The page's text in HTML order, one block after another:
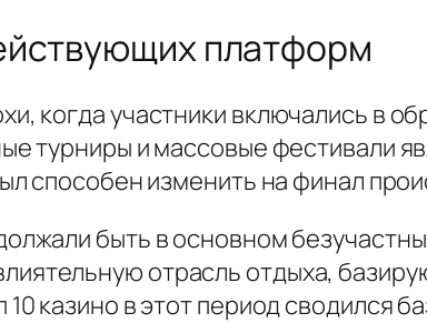
платформ
когда участники включались в
турниры и массовые фестивали
способен изменить на финал
быть в основном
отрасль отдыха,
казино в этот период сводился